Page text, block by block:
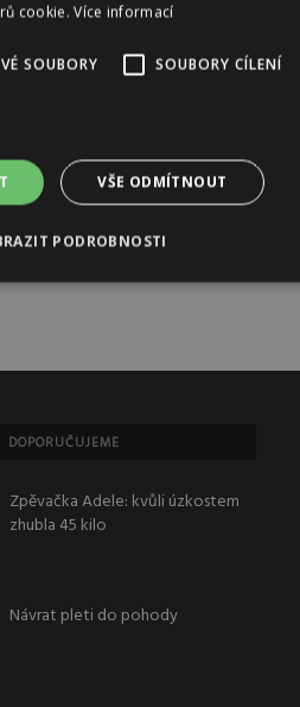
Reklama
DOPORUČUJEME
Zpěvačka Adele: kvůli úzkostem
zhubla 45 kilo
Návrat pleti do pohody
cookie.Více informací
SOUBORY SOUBORY CÍLENÍ
VŠE ODMÍTNOUT
PODROBNOSTI